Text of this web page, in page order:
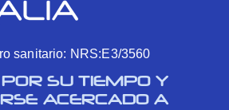
sanitario: NRS:E3/3560
POR SU TIEMPO Y
ACERCADO A